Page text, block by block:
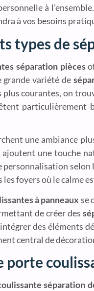
à
à vos besoins
types de
séparation pièces
variété de
courantes, on
une ambiance
ajoutent une touche
selon
foyers où le calme
à panneaux se
de créer des
des éléments
central de
porte
séparation